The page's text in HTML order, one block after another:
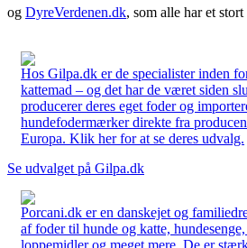
og DyreVerdenen.dk, som alle har et
Hos Gilpa.dk er de specialister inden
kattemad – og det har de været siden
producerer deres eget foder og
hundefodermærker direkte fra
Europa. Klik her for at se deres udvalg.
Se udvalget på Gilpa.dk
Porcani.dk er en danskejet og
af foder til hunde og katte,
loppemidler og meget mere. De er